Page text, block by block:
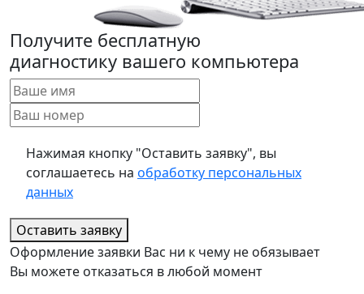
Получите бесплатную
диагностику вашего компьютера
Нажимая кнопку "Оставить заявку", вы
соглашаетесь на обработку персональных
данных
Оставить заявку
Оформление заявки Вас ни к чему не обязывает
Вы можете отказаться в любой момент